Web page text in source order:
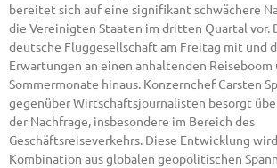
bereitet sich auf eine signifikant schwächere
die Vereinigten Staaten im dritten Quartal vor.
deutsche Fluggesellschaft am Freitag mit und
Erwartungen an einen anhaltenden Reiseboom
Sommermonate hinaus. Konzernchef Carsten
gegenüber Wirtschaftsjournalisten besorgt
der Nachfrage, insbesondere im Bereich des
Geschäftsreiseverkehrs. Diese Entwicklung
Kombination aus globalen geopolitischen